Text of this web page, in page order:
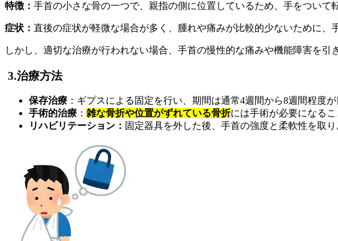
特徴： 手首の小さな骨の一つで、親指の側に位置しているため、手をついて
症状： 直後の症状が軽微な場合が多く、腫れや痛みが比較的少ないために、
しかし、適切な治療が行われない場合、手首の慢性的な痛みや機能障害を
3.治療方法
保存治療 ：ギプスによる固定を行い、期間は通常4週間から8週間程度
手術的治療 ： 雑な骨折や位置がずれている骨折には手術が必要になる
リハビリテーション： 固定器具を外した後、手首の強度と柔軟性を取